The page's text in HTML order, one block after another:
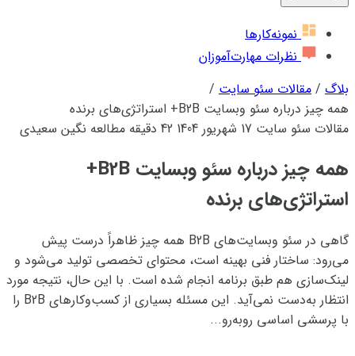
نمونه‌کارها
نظرات مهارت‌آموزان
بلاگ / مقالات سئو سایت /
همه چیز درباره سئو وبسایت B2B+ استراتژی‌های برنده
مقالات سئو سایت 17 شهریور 1404 42 دقیقه مطالعه نگین سعیدی
همه چیز درباره سئو وبسایت B2B+
استراتژی‌های برنده
گاهی در سئو وبسایت‌های B2B همه چیز ظاهراً درست پیش
می‌رود: ساختار فنی بهینه است، محتوای تخصصی تولید می‌شود و
لینک‌سازی هم طبق برنامه انجام شده است. با این حال، نتیجه مورد
انتظار به‌دست نمی‌آید. این مسئله بسیاری از کسب‌وکارهای B2B را
با پرسشی اساسی روبه‌رو...